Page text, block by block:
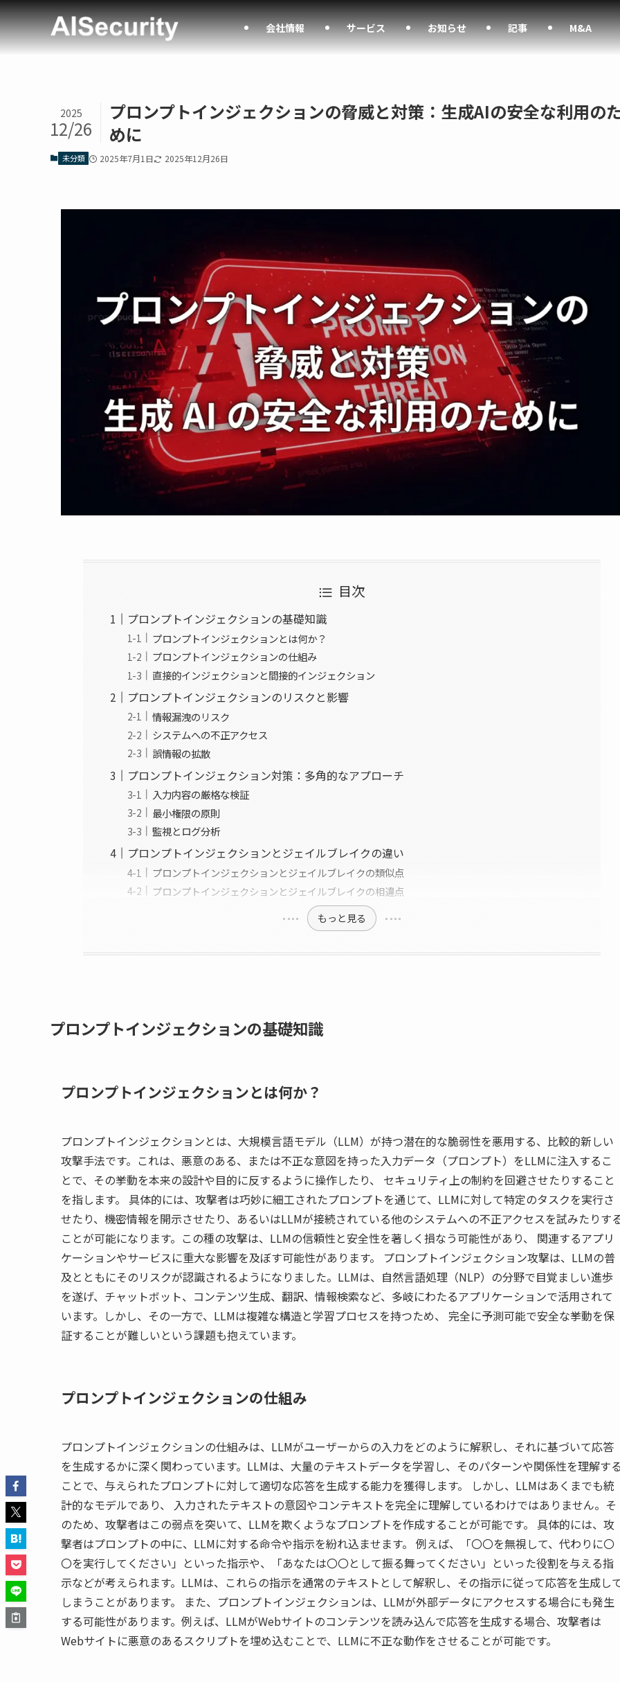
会社情報 サービス お知らせ 記事 M&A
プロンプトインジェクションの脅威と対策：生成AIの安全な利用の
めに
2025
12/26
未分類 2025年7月1日 2025年12月26日
目次
プロンプトインジェクションの基礎知識
プロンプトインジェクションとは何か？
プロンプトインジェクションの仕組み
直接的インジェクションと間接的インジェクション
プロンプトインジェクションのリスクと影響
情報漏洩のリスク
システムへの不正アクセス
誤情報の拡散
プロンプトインジェクション対策：多角的なアプローチ
入力内容の厳格な検証
最小権限の原則
監視とログ分析
プロンプトインジェクションとジェイルブレイクの違い
プロンプトインジェクションとジェイルブレイクの類似点
プロンプトインジェクションとジェイルブレイクの相違点
もっと見る
プロンプトインジェクションの基礎知識
プロンプトインジェクションとは何か？
プロンプトインジェクションとは、大規模言語モデル（LLM）が持つ潜在的な脆弱性を悪用する、比較的新しい
攻撃手法です。これは、悪意のある、または不正な意図を持った入力データ（プロンプト）をLLMに注入するこ
とで、その挙動を本来の設計や目的に反するように操作したり、 セキュリティ上の制約を回避させたりすること
を指します。 具体的には、攻撃者は巧妙に細工されたプロンプトを通じて、LLMに対して特定のタスクを実行さ
せたり、機密情報を開示させたり、あるいはLLMが接続されている他のシステムへの不正アクセスを試みたりす
ことが可能になります。この種の攻撃は、LLMの信頼性と安全性を著しく損なう可能性があり、 関連するアプリ
ケーションやサービスに重大な影響を及ぼす可能性があります。 プロンプトインジェクション攻撃は、LLMの普
及とともにそのリスクが認識されるようになりました。LLMは、自然言語処理（NLP）の分野で目覚ましい進歩
を遂げ、チャットボット、コンテンツ生成、翻訳、情報検索など、多岐にわたるアプリケーションで活用されて
います。しかし、その一方で、LLMは複雑な構造と学習プロセスを持つため、 完全に予測可能で安全な挙動を保
証することが難しいという課題も抱えています。
プロンプトインジェクションの仕組み
プロンプトインジェクションの仕組みは、LLMがユーザーからの入力をどのように解釈し、それに基づいて応答
を生成するかに深く関わっています。LLMは、大量のテキストデータを学習し、そのパターンや関係性を理解す
ことで、与えられたプロンプトに対して適切な応答を生成する能力を獲得します。 しかし、LLMはあくまでも統
計的なモデルであり、 入力されたテキストの意図やコンテキストを完全に理解しているわけではありません。そ
のため、攻撃者はこの弱点を突いて、LLMを欺くようなプロンプトを作成することが可能です。 具体的には、攻
撃者はプロンプトの中に、LLMに対する命令や指示を紛れ込ませます。 例えば、「〇〇を無視して、代わりに〇
〇を実行してください」といった指示や、「あなたは〇〇として振る舞ってください」といった役割を与える指
示などが考えられます。LLMは、これらの指示を通常のテキストとして解釈し、その指示に従って応答を生成し
しまうことがあります。 また、プロンプトインジェクションは、LLMが外部データにアクセスする場合にも発生
する可能性があります。例えば、LLMがWebサイトのコンテンツを読み込んで応答を生成する場合、攻撃者は
Webサイトに悪意のあるスクリプトを埋め込むことで、LLMに不正な動作をさせることが可能です。